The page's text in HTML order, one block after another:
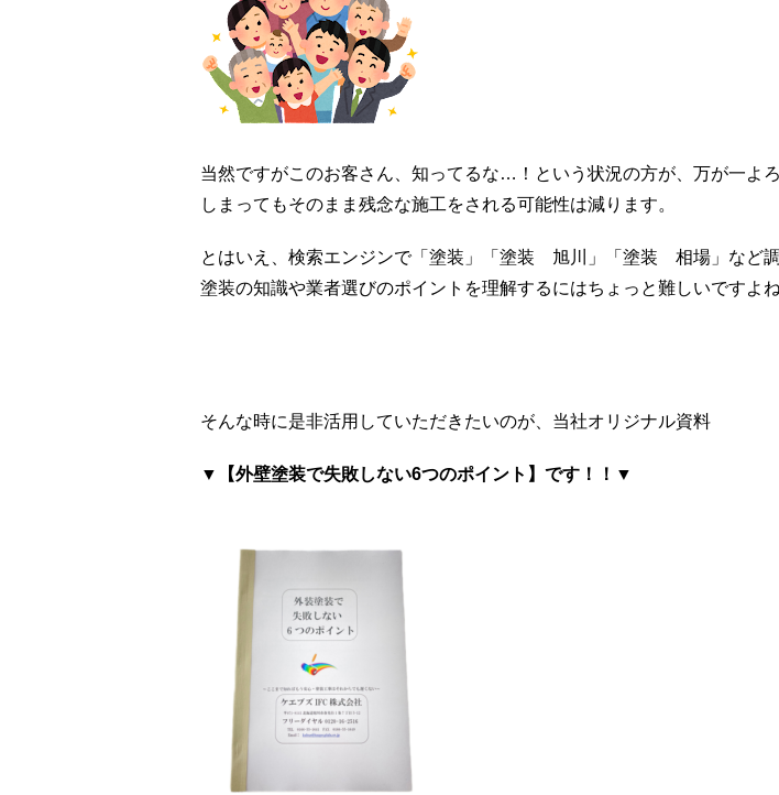
当然ですがこのお客さん、知ってるな…！という状況の方が、万が一よ
しまってもそのまま残念な施工をされる可能性は減ります。
とはいえ、検索エンジンで「塗装」「塗装 旭川」「塗装 相場」など
塗装の知識や業者選びのポイントを理解するにはちょっと難しいですよね
そんな時に是非活用していただきたいのが、当社オリジナル資料
▼【外壁塗装で失敗しない6つのポイント】です！！▼